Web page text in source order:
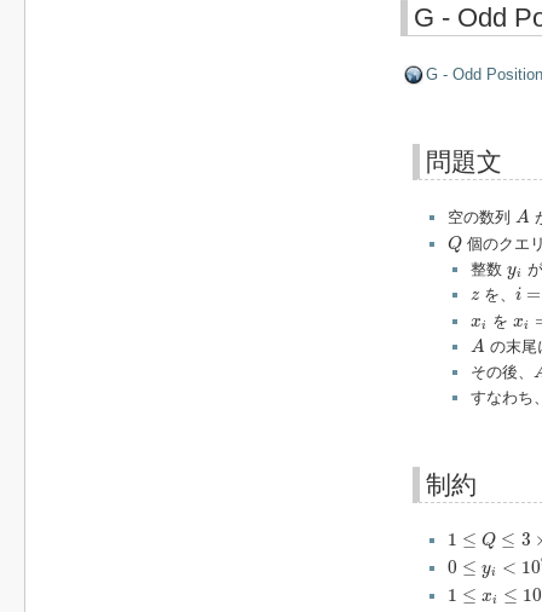
G - Odd
G - Odd
問題文
空の数列 A
A
Q
Q個のクエ
整数 yi
yi
z
z を、i =
i=
xi
x を xi
A
A の末
その後、
すなわち
制約
1 ≤ Q ≤ 3
≤3 10
0 ≤ yi < 10
0 <10
1 ≤ xi ≤ 10
≤